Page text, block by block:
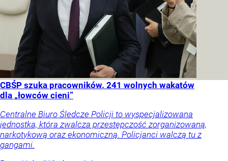
CBŚP szuka pracowników. 241 wolnych wakatów
dla „łowców cieni”
Centralne Biuro Śledcze Policji to wyspecjalizowana
jednostka, która zwalcza przestępczość zorganizowaną,
narkotykową oraz ekonomiczną. Policjanci walczą tu z
gangami.